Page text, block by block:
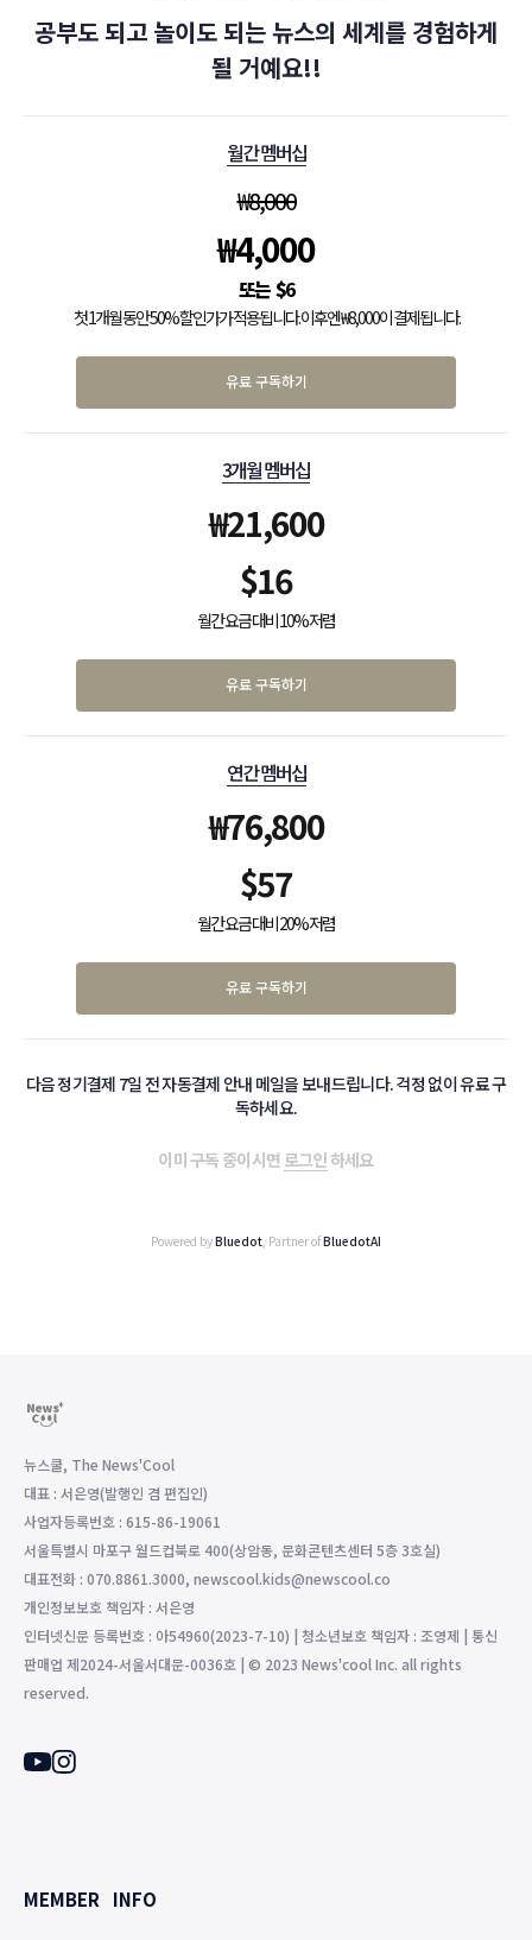
공부도 되고 놀이도 되는 뉴스의 세계를 경험하게
될 거예요!!
월간 멤버십
₩8,000
₩4,000
$6
첫 1개월 동안 50% 할인가가 적용됩니다. 이후엔 ₩8,000이 결제됩니다.
유료 구독하기
3개월 멤버십
₩21,600
$16
월간 요금 대비 10% 저렴
유료 구독하기
연간 멤버십
₩76,800
$57
월간 요금 대비 20% 저렴
유료 구독하기
다음 정기결제 7일 전 자동결제 안내 메일을 보내드립니다. 걱정 없이 유료 구
독하세요.
이미 구독 중이시면 로그인하세요
Powered byBluedot , Partner ofBluedotAI
뉴스쿨, The News'Cool
대표 : 서은영(발행인 겸 편집인)
사업자등록번호 : 615-86-19061
서울특별시 마포구 월드컵북로 400(상암동, 문화콘텐츠센터 5층 3호실)
대표전화 : 070.8861.3000, newscool.kids@newscool.co
개인정보보호 책임자 : 서은영
인터넷신문 등록번호 : 아54960(2023-7-10) | 청소년보호 책임자 : 조영제 | 통신
판매업 제2024-서울서대문-0036호 | © 2023 News'cool Inc. all rights
reserved.
MEMBER INFO